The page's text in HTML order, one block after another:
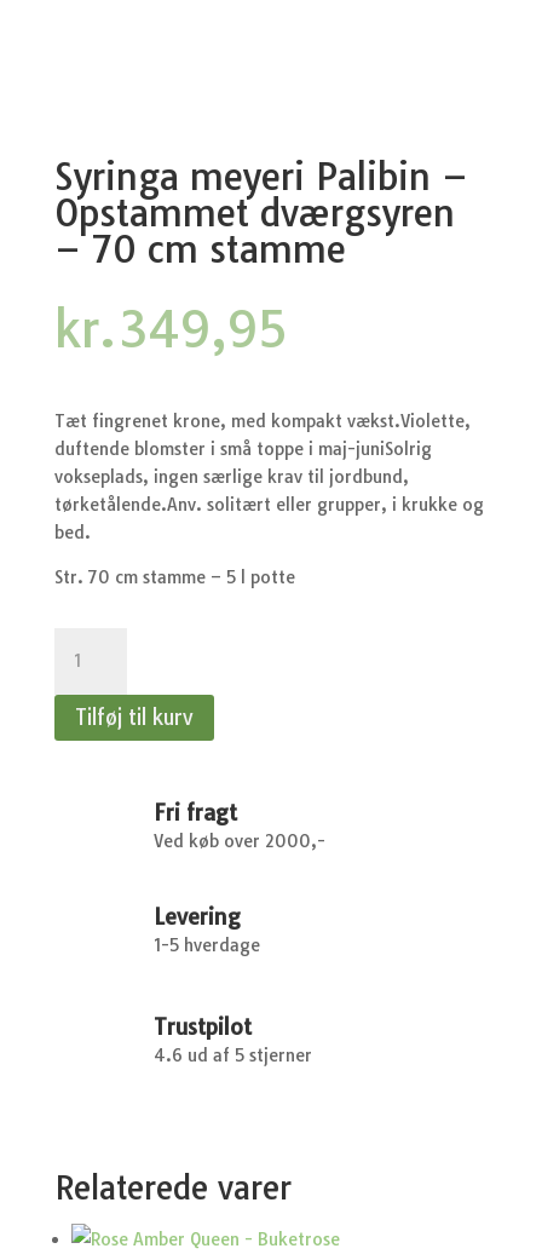
Syringa meyeri Palibin –
Opstammet dværgsyren
– 70 cm stamme
kr.349,95
Tæt fingrenet krone, med kompakt vækst.Violette,
duftende blomster i små toppe i maj-juniSolrig
vokseplads, ingen særlige krav til jordbund,
tørketålende.Anv. solitært eller grupper, i krukke og
bed.
Str. 70 cm stamme – 5 l potte
meyeri
Palibin
Tilføj til kurv
Fri fragt
Ved køb over 2000,-
Levering
1-5 hverdage
Trustpilot
4.6 ud af 5 stjerner
Relaterede varer